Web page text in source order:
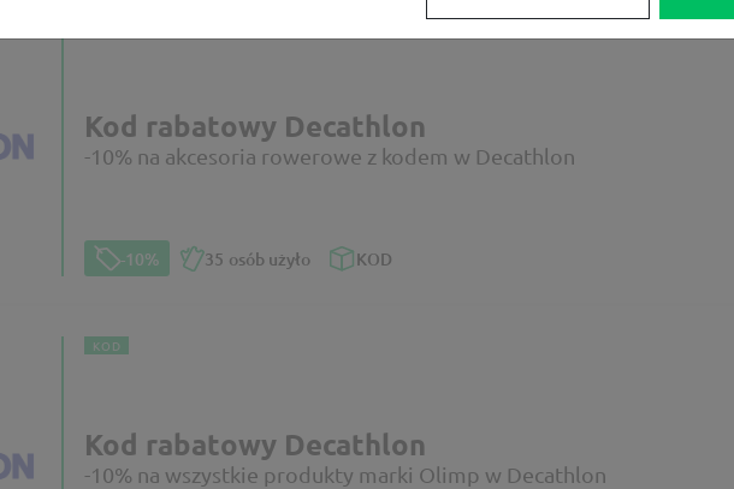
Kod rabatowy Decathlon
-10% na akcesoria rowerowe z kodem w Decathlon
-10% 35 osób użyło KOD
KOD
Kod rabatowy Decathlon
-10% na wszystkie produkty marki Olimp w Decathlon